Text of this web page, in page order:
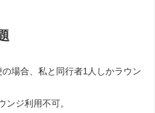
場合、私と同行者1人しかラウン
ンジ利用不可。